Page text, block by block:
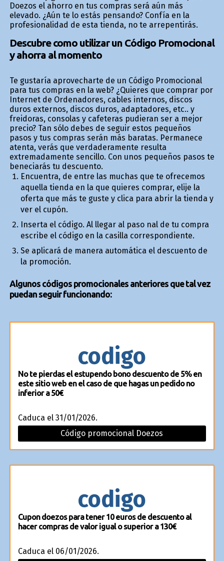
Doezos el ahorro en tus compras será aún más
elevado. ¿Aún te lo estás pensando? Confía en la
profesionalidad de esta tienda, no te arrepentirás.
Descubre como utilizar un Código Promocional
y ahorra al momento
Te gustaría aprovecharte de un Código Promocional
para tus compras en la web? ¿Quieres que comprar por
Internet de Ordenadores, cables internos, discos
duros externos, discos duros, adaptadores, etc.. y
freidoras, consolas y cafeteras pudieran ser a mejor
precio? Tan sólo debes de seguir estos pequeños
pasos y tus compras serán más baratas. Permanece
atenta, verás que verdaderamente resulta
extremadamente sencillo. Con unos pequeños pasos te
beneficiarás tu descuento.
Encuentra, de entre las muchas que te ofrecemos
aquella tienda en la que quieres comprar, elije la
oferta que más te guste y clica para abrir la tienda y
ver el cupón.
Inserta el código. Al llegar al paso final de tu compra
escribe el código en la casilla correspondiente.
Se aplicará de manera automática el descuento de
la promoción.
Algunos códigos promocionales anteriores que tal vez
puedan seguir funcionando:
codigo
No te pierdas el estupendo bono descuento de 5% en
este sitio web en el caso de que hagas un pedido no
inferior a 50€
Caduca el 31/01/2026.
Código promocional Doezos
codigo
Cupon doezos para tener 10 euros de descuento al
hacer compras de valor igual o superior a 130€
Caduca el 06/01/2026.